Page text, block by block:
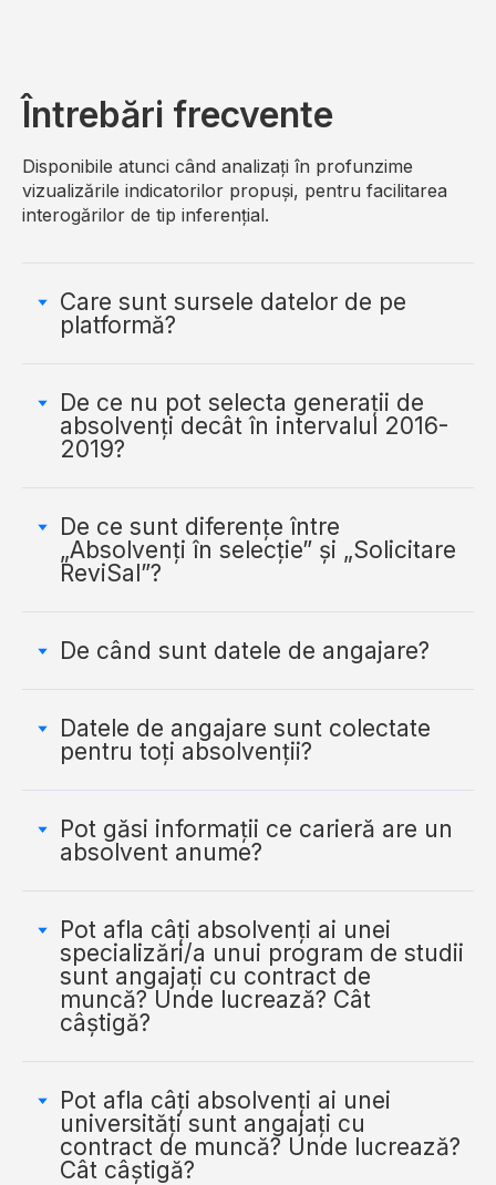
Întrebări frecvente
Disponibile atunci când analizați în profunzime
vizualizările indicatorilor propuși, pentru facilitarea
interogărilor de tip inferențial.
Care sunt sursele datelor de pe
platformă?
De ce nu pot selecta generații de
absolvenți decât în intervalul 2016-
2019?
De ce sunt diferențe între
„Absolvenți în selecție” și „Solicitare
ReviSal”?
De când sunt datele de angajare?
Datele de angajare sunt colectate
pentru toți absolvenții?
Pot găsi informații ce carieră are un
absolvent anume?
Pot afla câți absolvenți ai unei
specializări/a unui program de studii
sunt angajați cu contract de
muncă? Unde lucrează? Cât
câștigă?
Pot afla câți absolvenți ai unei
universități sunt angajați cu
contract de muncă? Unde lucrează?
Cât câștigă?